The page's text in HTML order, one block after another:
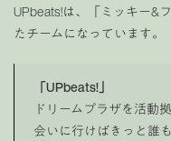
UPbeats!は、「ミッキー&
たチームになっています。
「UPbeats!」
ドリームプラザを活動
会いに行けばきっと誰